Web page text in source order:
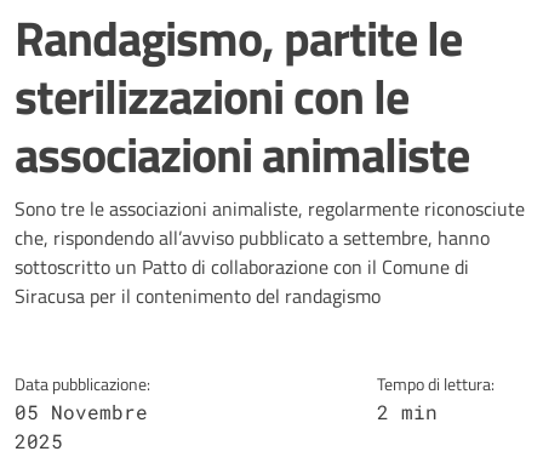
Randagismo, partite le
sterilizzazioni con le
associazioni animaliste
Dettagli della notizia
Sono tre le associazioni animaliste, regolarmente riconosciute
che, rispondendo all’avviso pubblicato a settembre, hanno
sottoscritto un Patto di collaborazione con il Comune di
Siracusa per il contenimento del randagismo
Data pubblicazione:
05 Novembre
2025
Tempo di lettura:
2 min